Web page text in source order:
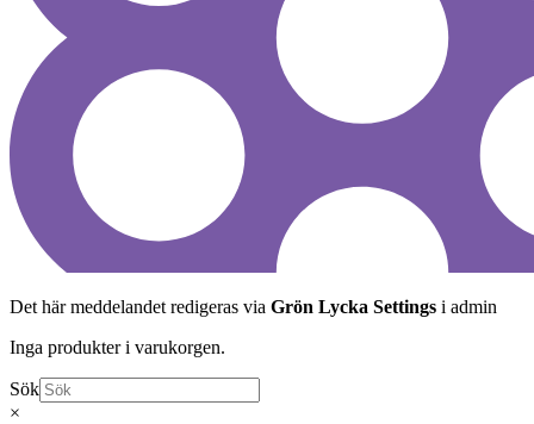
Det här meddelandet redigeras via Grön Lycka Settings i admin
Inga produkter i varukorgen.
Sök
×